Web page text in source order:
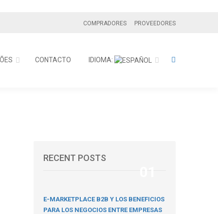
COMPRADORES PROVEEDORES
CONTACTO IDIOMA:
RECENT POSTS
01
E-MARKETPLACE B2B Y LOS BENEFICIOS
PARA LOS NEGOCIOS ENTRE EMPRESAS